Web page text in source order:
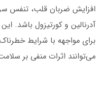
افزایش ضربان قلب، تنفس
آدرنالین و کورتیزول باشد.
برای مواجهه با شرایط
می‌توانند اثرات منفی بر